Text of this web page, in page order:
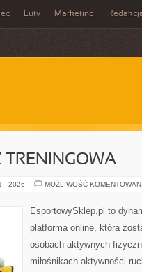
Luty Marketing
TRENINGOWA
- 2026 MOŻLIWOŚĆ
EsportowySklep.pl to
platforma online, która
osobach aktywnych
miłośnikach aktywności